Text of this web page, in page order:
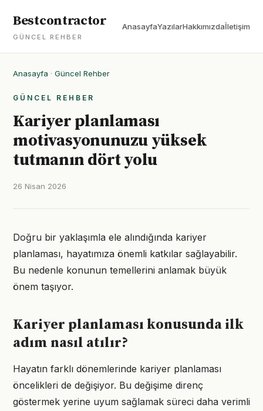
Bestcontractor
GÜNCEL REHBER
AnasayfaYazılarHakkımızdaİletişim
Anasayfa · Güncel Rehber
GÜNCEL REHBER
Kariyer planlaması
motivasyonunuzu yüksek
tutmanın dört yolu
26 Nisan 2026
Doğru bir yaklaşımla ele alındığında kariyer
planlaması, hayatımıza önemli katkılar sağlayabilir.
Bu nedenle konunun temellerini anlamak büyük
önem taşıyor.
Kariyer planlaması konusunda ilk
adım nasıl atılır?
Hayatın farklı dönemlerinde kariyer planlaması
öncelikleri de değişiyor. Bu değişime direnç
göstermek yerine uyum sağlamak süreci daha verimli